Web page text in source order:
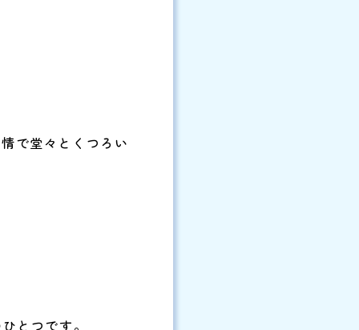
で堂々とくつろい
とつです。